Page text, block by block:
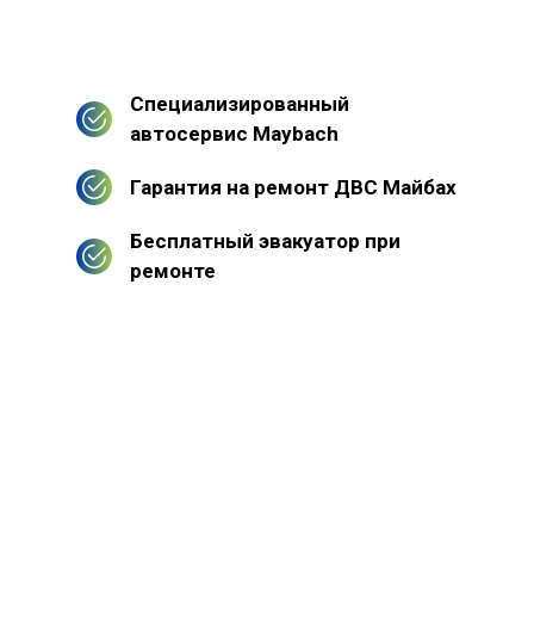
Специализированный
автосервис Maybach
Гарантия на ремонт ДВС Майбах
Бесплатный эвакуатор при
ремонте